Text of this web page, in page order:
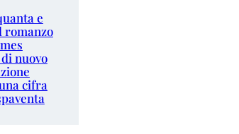
e
romanzo
nuovo
cifra